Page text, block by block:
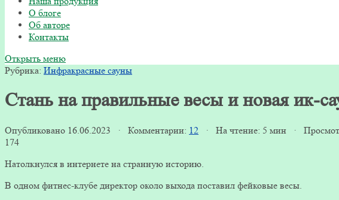
О блоге
Об авторе
Контакты
Открыть меню
Рубрика: Инфракрасные сауны
Стань на правильные весы и новая ик-
Опубликовано 16.06.2023 · Комментарии: 12 · На чтение: 5 мин ·
174
Натолкнулся в интернете на странную историю.
В одном фитнес-клубе директор около выхода поставил фейковые весы.